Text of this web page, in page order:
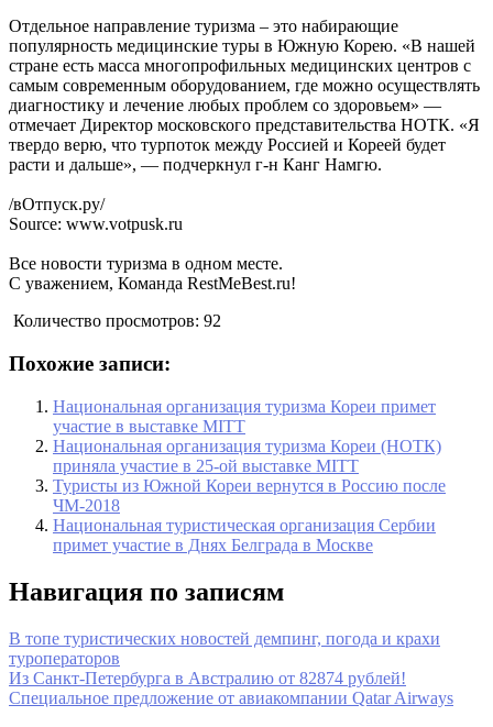
Отдельное направление туризма – это набирающие
популярность медицинские туры в Южную Корею. «В нашей
стране есть масса многопрофильных медицинских центров с
самым современным оборудованием, где можно осуществлять
диагностику и лечение любых проблем со здоровьем» —
отмечает Директор московского представительства НОТК. «Я
твердо верю, что турпоток между Россией и Кореей будет
расти и дальше», — подчеркнул г-н Канг Намгю.
/вОтпуск.ру/
Source: www.votpusk.ru
Все новости туризма в одном месте.
С уважением, Команда RestMeBest.ru!
Количество просмотров: 92
Похожие записи:
Национальная организация туризма Кореи примет
участие в выставке MITT
Национальная организация туризма Кореи (НОТК)
приняла участие в 25-ой выставке MITT
Туристы из Южной Кореи вернутся в Россию после
ЧМ-2018
Национальная туристическая организация Сербии
примет участие в Днях Белграда в Москве
Навигация по записям
В топе туристических новостей демпинг, погода и крахи
туроператоров
Из Санкт-Петербурга в Австралию от 82874 рублей!
Специальное предложение от авиакомпании Qatar Airways